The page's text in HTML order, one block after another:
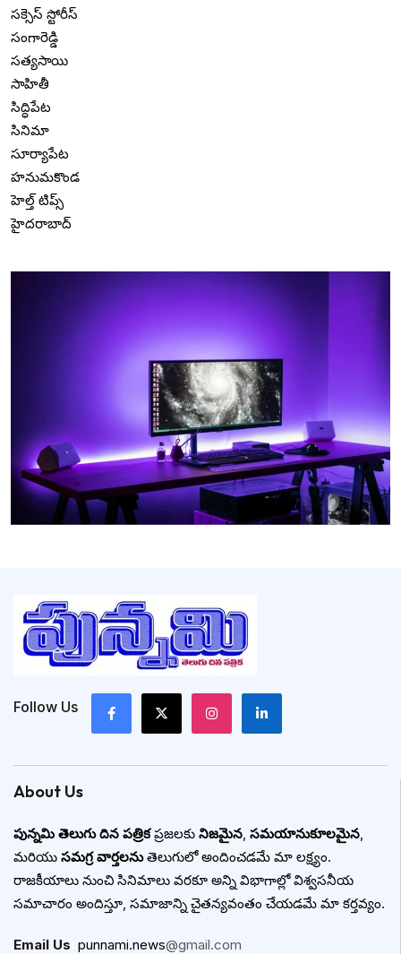
సక్సెస్ స్టోరీస్
సంగారెడ్డి
సత్యసాయి
సాహితీ
సిద్ధిపేట
సినిమా
సూర్యాపేట
హనుమకొండ
హెల్త్ టిప్స్
హైదరాబాద్
Follow Us
About Us
పున్నమి తెలుగు దిన పత్రికప్రజలకు నిజమైన, సమయానుకూలమైన,
మరియు సమగ్ర వార్తలనుతెలుగులో అందించడమే మా లక్ష్యం.
రాజకీయాలు నుంచి సినిమాలు వరకూ అన్ని విభాగాల్లో విశ్వసనీయ
సమాచారం అందిస్తూ, సమాజాన్ని చైతన్యవంతం చేయడమే మా కర్తవ్యం.
Email Us punnami.news@gmail.com